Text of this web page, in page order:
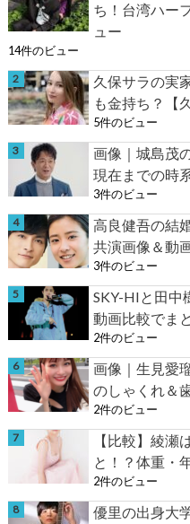
ち！台湾ハー
ュー
14件のビュー
久保サラの実
も金持ち？【
5件のビュー
画像｜城島茂
現在までの時
3件のビュー
高良健吾の結
共演画像＆動
3件のビュー
SKY-HIと田中
動画比較でま
2件のビュー
画像｜生見愛
のしゃくれ＆
2件のビュー
【比較】綾瀬
と！？体重・
2件のビュー
優里の出身大